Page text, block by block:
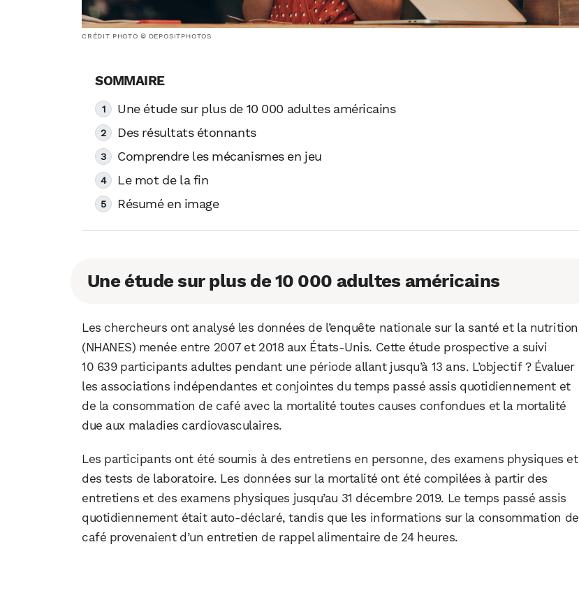
CRÉDIT PHOTO © DEPOSITPHOTOS
Une étude sur plus de 10 000 adultes américains
Des résultats étonnants
Comprendre les mécanismes en jeu
Le mot de la fin
Résumé en image
Une étude sur plus de 10 000 adultes américains
Les chercheurs ont analysé les données de l’enquête nationale sur la santé et la nutrition
(NHANES) menée entre 2007 et 2018 aux États-Unis. Cette étude prospective a suivi
10 639 participants adultes pendant une période allant jusqu’à 13 ans. L’objectif ? Évaluer
les associations indépendantes et conjointes du temps passé assis quotidiennement et
de la consommation de café avec la mortalité toutes causes confondues et la mortalité
due aux maladies cardiovasculaires.
Les participants ont été soumis à des entretiens en personne, des examens physiques et
des tests de laboratoire. Les données sur la mortalité ont été compilées à partir des
entretiens et des examens physiques jusqu’au 31 décembre 2019. Le temps passé assis
quotidiennement était auto-déclaré, tandis que les informations sur la consommation de
café provenaient d’un entretien de rappel alimentaire de 24 heures.